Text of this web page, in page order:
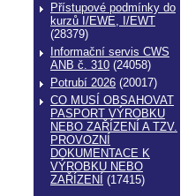
Přístupové podmínky do
kurzů I/EWE, I/EWT
(28379)
Informační servis CWS
ANB č. 310 (24058)
Potrubí 2026 (20017)
CO MUSÍ OBSAHOVAT
PASPORT VÝROBKU
NEBO ZAŘÍZENÍ A TZV.
PROVOZNÍ
DOKUMENTACE K
VÝROBKU NEBO
ZAŘÍZENÍ (17415)